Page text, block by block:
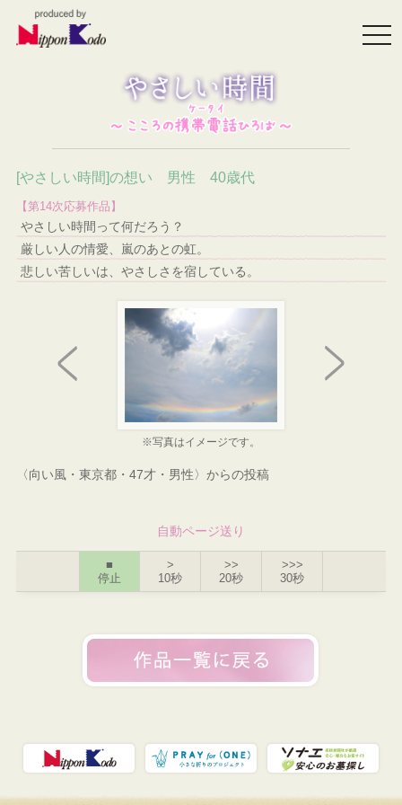
[やさしい時間]の想い 男性 40歳代
【第14次応募作品】
やさしい時間って何だろう？
厳しい人の情愛、嵐のあとの虹。
悲しい苦しいは、やさしさを宿している。
※写真はイメージです。
〈向い風・東京都・47才・男性〉からの投稿
自動ページ送り
■
停止
>
10秒
>>
20秒
>>>
30秒